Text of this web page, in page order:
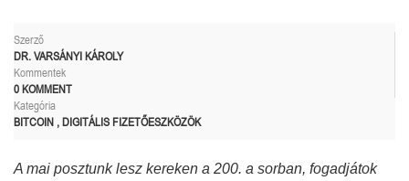
Szerző
DR. VARSÁNYI KÁROLY
Kommentek
0 KOMMENT
Kategória
BITCOIN , DIGITÁLIS FIZETŐESZKÖZÖK
A mai posztunk lesz kereken a 200. a sorban, fogadjátok